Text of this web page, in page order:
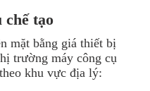
tạo
mặt bằng giá thiết bị
trường máy công cụ
khu vực địa lý: